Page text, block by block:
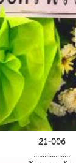
21-006
....................